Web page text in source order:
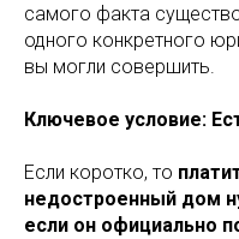
самого факта
одного конкретного
вы могли совершить.
Ключевое условие:
Если коротко, то
недостроенный дом
если он официально